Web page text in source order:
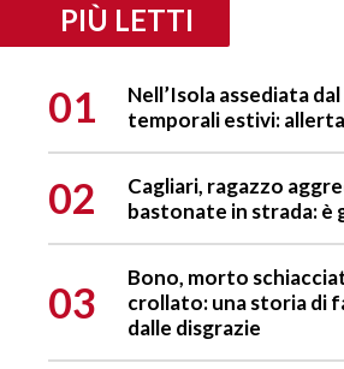
PIÙ LETTI
01
Nell’Isola assediata
temporali estivi:
02
Cagliari, ragazzo
bastonate in strada: è
03
Bono, morto
crollato: una storia di
dalle disgrazie